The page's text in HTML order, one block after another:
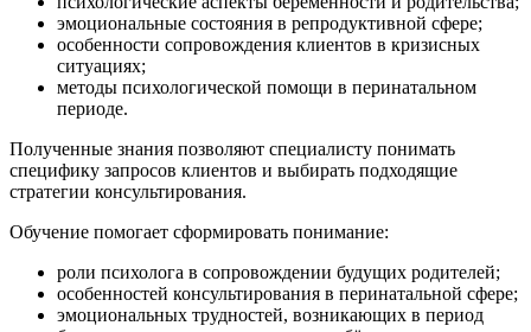
эмоциональные состояния в репродуктивной сфере;
особенности сопровождения клиентов в кризисных
ситуациях;
методы психологической помощи в перинатальном
периоде.
Полученные знания позволяют специалисту понимать
специфику запросов клиентов и выбирать подходящие
стратегии консультирования.
Обучение помогает сформировать понимание:
роли психолога в сопровождении будущих родителей;
особенностей консультирования в перинатальной сфере;
эмоциональных трудностей, возникающих в период